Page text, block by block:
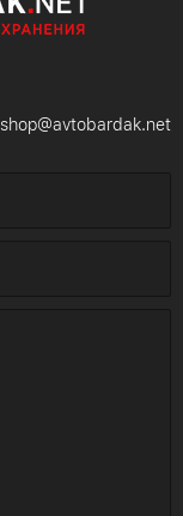
shop@avtobardak.net